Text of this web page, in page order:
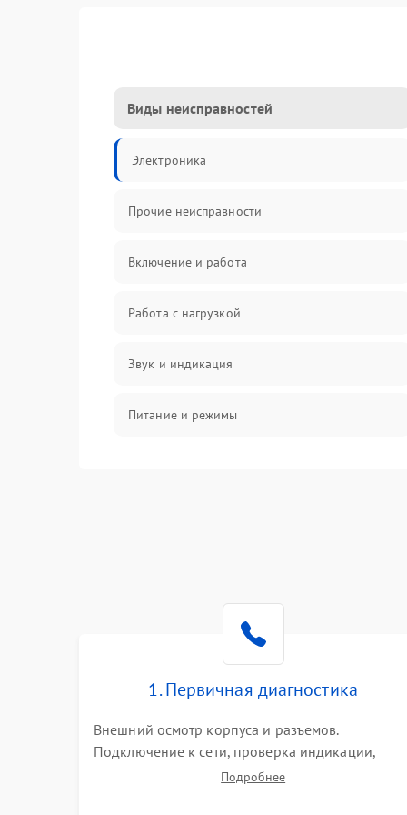
Виды неисправностей
Электроника
Прочие неисправности
Включение и работа
Работа с нагрузкой
Звук и индикация
Питание и режимы
1. Первичная диагностика
Внешний осмотр корпуса и разъемов.
Подключение к сети, проверка индикации,
звуковых сигналов и кодов ошибок. Измерение
Подробнее